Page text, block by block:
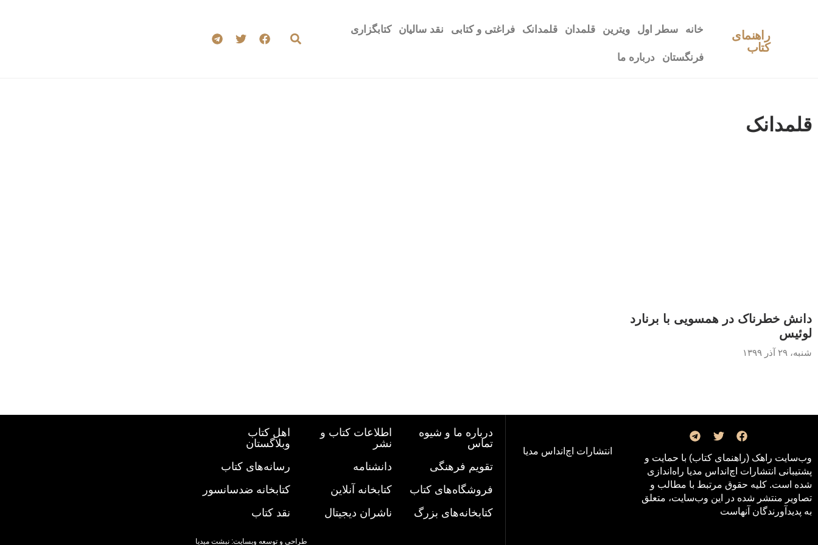
راهنمای
کتاب
خانه سطر اول ویترین قلمدان قلمدانک فراغتی و کتابی نقد سالیان کتابگزاری
فرنگستان درباره ما
قلمدانک
دانش خطرناک در همسویی با برنارد
لوئیس
شنبه، ۲۹ آذر ۱۳۹۹
وب‌سایت راهک (راهنمای کتاب) با حمایت و
پشتیبانی انتشارات اچ‌اند‌اس مدیا راه‌اندازی
شده است. کلیه حقوق مرتبط با مطالب و
تصاویر منتشر شده در این وب‌سایت، متعلق
به پدیدآورندگان آنهاست
انتشارات اچ‌اند‌اس مدیا
درباره ما و شیوه
تماس
تقویم فرهنگی
فروشگاه‌های کتاب
کتابخانه‌های بزرگ
اطلاعات کتاب و
نشر
دانشنامه
کتابخانه آنلاین
ناشران دیجیتال
اهل کتاب
وبلاگستان
رسانه‌های کتاب
کتابخانه ضدسانسور
نقد کتاب
طراحی و توسعه وبسایت: نبشت میدیا